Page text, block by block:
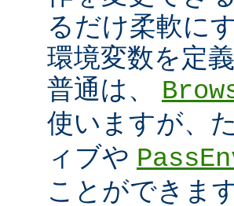
るだけ柔軟に
環境変数を定
普通は、
使いますが、
ィブや
ことができます